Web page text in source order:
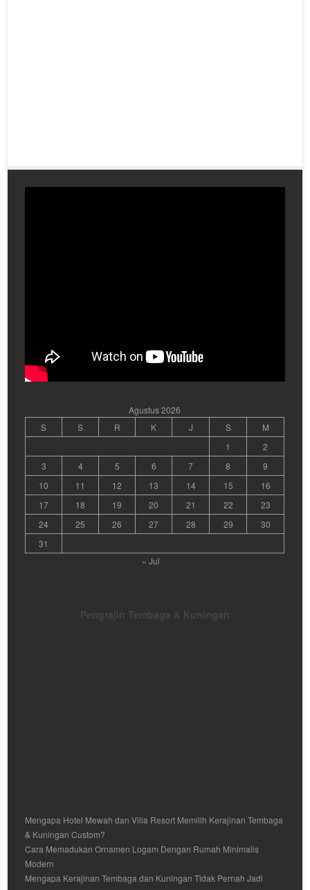
Agustus 2026
S
S R K J S
M
1
2
3
4 5 6 7 8
9
10
11 12 13 14 15
16
17
18 19 20 21 22
23
24
25 26 27 28 29
30
31
« Jul
Pengrajin Tembaga & Kuningan
Mengapa Hotel Mewah dan Villa Resort Memilih Kerajinan Tembaga
& Kuningan Custom?
Cara Memadukan Ornamen Logam Dengan Rumah Minimalis
Modern
Mengapa Kerajinan Tembaga dan Kuningan Tidak Pernah Jadi